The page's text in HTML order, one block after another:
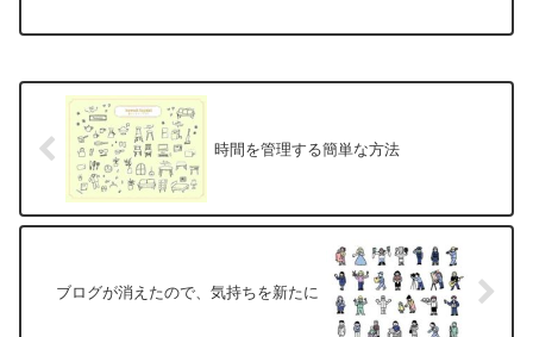
時間を管理する簡単な方法
ブログが消えたので、気持ちを新たに